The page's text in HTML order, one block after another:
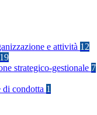
e attività 12
19
strategico-gestionale 7
di condotta 1